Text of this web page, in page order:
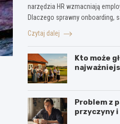
narzędzia HR wzmacniają
Dlaczego sprawny onboarding,
Czytaj dalej
Kto może
Problem z
przyczyny